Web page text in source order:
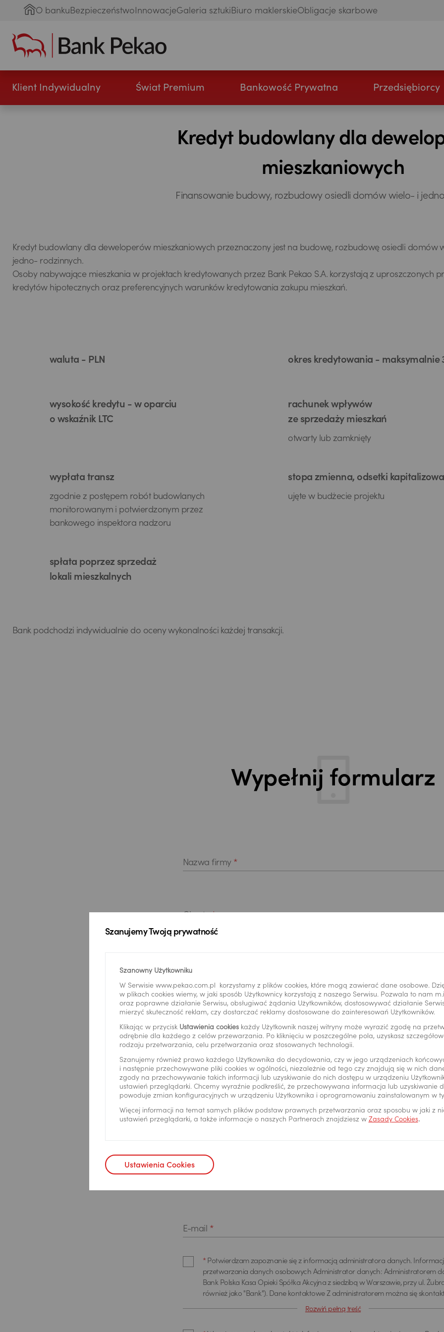
O bankuBezpieczeństwoInnowacjeGaleria sztukiBiuro maklerskieObligacje skarbowe
Klient Indywidualny Świat Premium Bankowość Prywatna Przedsiębiorcy
Kredyt budowlany dla
mieszkaniowych
Finansowanie budowy, rozbudowy osiedli domów wielo- i
Kredyt budowlany dla deweloperów mieszkaniowych przeznaczony jest na budowę, rozbudowę osiedli domów
jedno- rodzinnych.
Osoby nabywające mieszkania w projektach kredytowanych przez Bank Pekao S.A. korzystają z uproszczonych
kredytów hipotecznych oraz preferencyjnych warunków kredytowania zakupu mieszkań.
waluta - PLN okres kredytowania - maksymalnie
wysokość kredytu - w oparciu
o wskaźnik LTC
rachunek wpływów
ze sprzedaży mieszkań
otwarty lub zamknięty
wypłata transz
zgodnie z postępem robót budowlanych
monitorowanym i potwierdzonym przez
bankowego inspektora nadzoru
stopa zmienna, odsetki
ujęte w budżecie projektu
spłata poprzez sprzedaż
lokali mieszkalnych
Bank podchodzi indywidualnie do oceny wykonalności każdej transakcji.
Wypełnij formularz
Nazwa firmy *
Regon
Nazwisko*
Pora kontaktu
Telefon
E-mail *
*Potwierdzam zapoznanie się z informacją administratora danych.
przetwarzania danych osobowych Administrator danych: Administratorem
Bank Polska Kasa Opieki Spółka Akcyjna z siedzibą w Warszawie, przy ul.
również jako "Bank"). Dane kontaktowe Z administratorem można się
poprzez adres email info@pekao.com.pl, telefonicznie pod numerem 519 222
Rozwiń pełną treść
Szanujemy Twoją prywatność
Szanowny Użytkowniku
W Serwisie www.pekao.com.pl korzystamy z plików cookies, które mogą zawierać dane osobowe.
w plikach cookies wiemy, w jaki sposób Użytkownicy korzystają z naszego Serwisu. Pozwala to nam
oraz poprawne działanie Serwisu, obsługiwać żądania Użytkowników, dostosowywać działanie
mierzyć skuteczność reklam, czy dostarczać reklamy dostosowane do zainteresowań Użytkowników.
Klikając w przycisk Ustawienia cookies każdy Użytkownik naszej witryny może wyrazić zgodę na
odrębnie dla każdego z celów przewarzania. Po kliknięciu w poszczególne pola, uzyskasz
rodzaju przetwarzania, celu przetwarzania oraz stosowanych technologii.
Szanujemy również prawo każdego Użytkownika do decydowania, czy w jego urządzeniach
i następnie przechowywane pliki cookies w ogólności, niezależnie od tego czy znajdują się w nich
zgody na przechowywanie takich informacji lub uzyskiwanie do nich dostępu w urządzeniu
ustawień przeglądarki. Chcemy wyraźnie podkreślić, że przechowywana informacja lub uzyskiwanie
powoduje zmian konfiguracyjnych w urządzeniu Użytkownika i oprogramowaniu zainstalowanym w
Więcej informacji na temat samych plików podstaw prawnych przetwarzania oraz sposobu w jaki z
ustawień przeglądarki, a także informacje o naszych Partnerach znajdziesz w Zasady Cookies.
Ustawienia Cookies